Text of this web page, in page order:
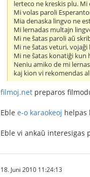
lerteco ne kreskis plu.
Mi volas paroli
Mia denaska lingvo ne
Mi lernadas multajn
Mi ne ŝatas paroli aŭ
Mi ne ŝatas veturi, vojaĝi
Mi ne ŝatas konatiĝi kun
Neniu amiko de mi
kaj kion vi rekomendas
filmoj.net preparos
Eble e-o karaokeoj helpas
Eble vi ankaŭ interesigas
18. Juni 2010 11:24:13